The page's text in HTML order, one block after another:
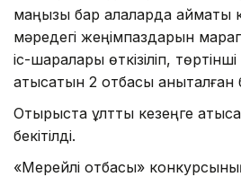
маңызы бар қалаларда аймақтық
мәредегі жеңімпаздарын
іс-шаралары өткізіліп,
қатысатын 2 отбасы
Отырыста ұлттық кезеңге
бекітілді.
«Мерейлі отбасы»